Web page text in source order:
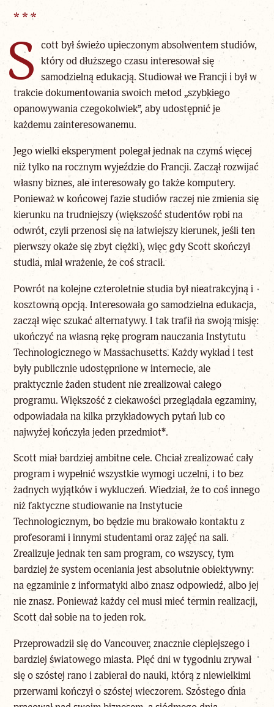
* * *
S cott był świeżo upieczonym absolwentem studiów,
który od dłuższego czasu interesował się
samodzielną edukacją. Studiował we Francji i był w
trakcie dokumentowania swoich metod „szybkiego
opanowywania czegokolwiek”, aby udostępnić je
każdemu zainteresowanemu.
Jego wielki eksperyment polegał jednak na czymś więcej
niż tylko na rocznym wyjeździe do Francji. Zaczął rozwijać
własny biznes, ale interesowały go także komputery.
Ponieważ w końcowej fazie studiów raczej nie zmienia się
kierunku na trudniejszy (większość studentów robi na
odwrót, czyli przenosi się na łatwiejszy kierunek, jeśli ten
pierwszy okaże się zbyt ciężki), więc gdy Scott skończył
studia, miał wrażenie, że coś stracił.
Powrót na kolejne czteroletnie studia był nieatrakcyjną i
kosztowną opcją. Interesowała go samodzielna edukacja,
zaczął więc szukać alternatywy. I tak trafił na swoją misję:
ukończyć na własną rękę program nauczania Instytutu
Technologicznego w Massachusetts. Każdy wykład i test
były publicznie udostępnione w internecie, ale
praktycznie żaden student nie zrealizował całego
programu. Większość z ciekawości przeglądała egzaminy,
odpowiadała na kilka przykładowych pytań lub co
najwyżej kończyła jeden przedmiot*.
Scott miał bardziej ambitne cele. Chciał zrealizować cały
program i wypełnić wszystkie wymogi uczelni, i to bez
żadnych wyjątków i wykluczeń. Wiedział, że to coś innego
niż faktyczne studiowanie na Instytucie
Technologicznym, bo będzie mu brakowało kontaktu z
profesorami i innymi studentami oraz zajęć na sali.
Zrealizuje jednak ten sam program, co wszyscy, tym
bardziej że system oceniania jest absolutnie obiektywny:
na egzaminie z informatyki albo znasz odpowiedź, albo jej
nie znasz. Ponieważ każdy cel musi mieć termin realizacji,
Scott dał sobie na to jeden rok.
Przeprowadził się do Vancouver, znacznie cieplejszego i
bardziej światowego miasta. Pięć dni w tygodniu zrywał
się o szóstej rano i zabierał do nauki, którą z niewielkimi
przerwami kończył o szóstej wieczorem. Szóstego dnia